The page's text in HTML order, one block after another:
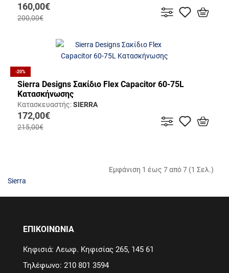
160,00€
200,00€
-20%
Sierra Designs Σακίδιο Flex Capacitor 60-75L
Κατασκήνωσης
Κατασκευαστής:SIERRA
172,00€
215,00€
Εμφάνιση 1 έως 7 από 7 (1 Σελ.)
Sierra
ΕΠΙΚΟΙΝΩΝΙΑ
Κηφισιά: Λεωφ. Κηφισίας 265, 145 61
Τηλέφωνο: 210 801 3594